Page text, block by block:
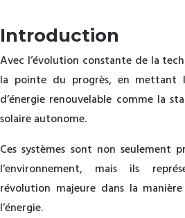
Introduction
Avec l’évolution constante de la
la pointe du progrès, en mettant
d’énergie renouvelable comme la
solaire autonome.
Ces systèmes sont non seulement
l’environnement, mais ils
révolution majeure dans la
l’énergie.